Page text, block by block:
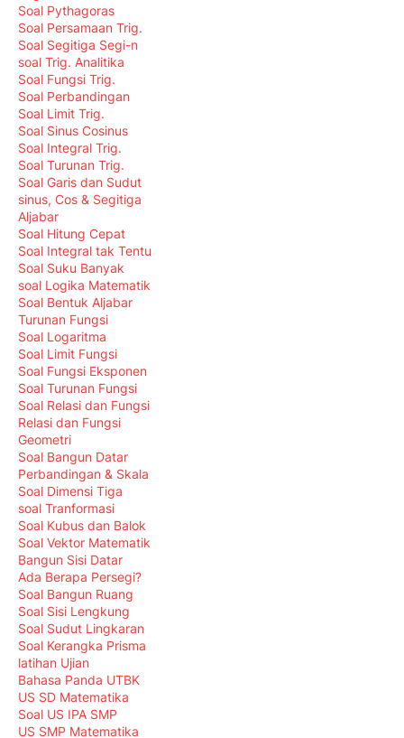
Soal Pythagoras
Soal Persamaan Trig.
Soal Segitiga Segi-n
soal Trig. Analitika
Soal Fungsi Trig.
Soal Perbandingan
Soal Limit Trig.
Soal Sinus Cosinus
Soal Integral Trig.
Soal Turunan Trig.
Soal Garis dan Sudut
sinus, Cos & Segitiga
Aljabar
Soal Hitung Cepat
Soal Integral tak Tentu
Soal Suku Banyak
soal Logika Matematik
Soal Bentuk Aljabar
Turunan Fungsi
Soal Logaritma
Soal Limit Fungsi
Soal Fungsi Eksponen
Soal Turunan Fungsi
Soal Relasi dan Fungsi
Relasi dan Fungsi
Geometri
Soal Bangun Datar
Perbandingan & Skala
Soal Dimensi Tiga
soal Tranformasi
Soal Kubus dan Balok
Soal Vektor Matematik
Bangun Sisi Datar
Ada Berapa Persegi?
Soal Bangun Ruang
Soal Sisi Lengkung
Soal Sudut Lingkaran
Soal Kerangka Prisma
latihan Ujian
Bahasa Panda UTBK
US SD Matematika
Soal US IPA SMP
US SMP Matematika